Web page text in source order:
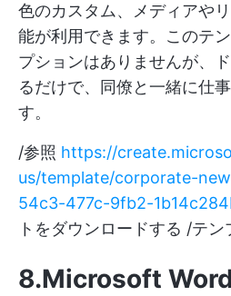
色のカスタム、メディアや
能が利用できます。このテ
プションはありませんが、
るだけで、同僚と一緒に仕
す。
/参照 https://
us/template/corporate-
54c3-477c-9fb2-
トをダウンロードする /テン
8.Microsoft